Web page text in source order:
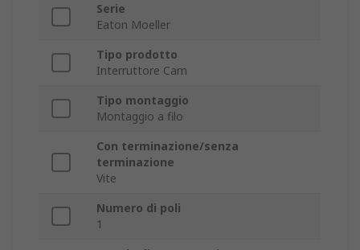
Serie
Eaton Moeller
Tipo prodotto
Interruttore Cam
Tipo montaggio
Montaggio a filo
Con terminazione/senza
terminazione
Vite
Numero di poli
1